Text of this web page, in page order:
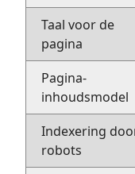
Taal voor de
pagina
Pagina-
inhoudsmodel
Indexering
robots